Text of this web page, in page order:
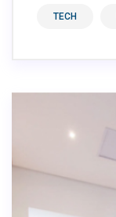
TECH